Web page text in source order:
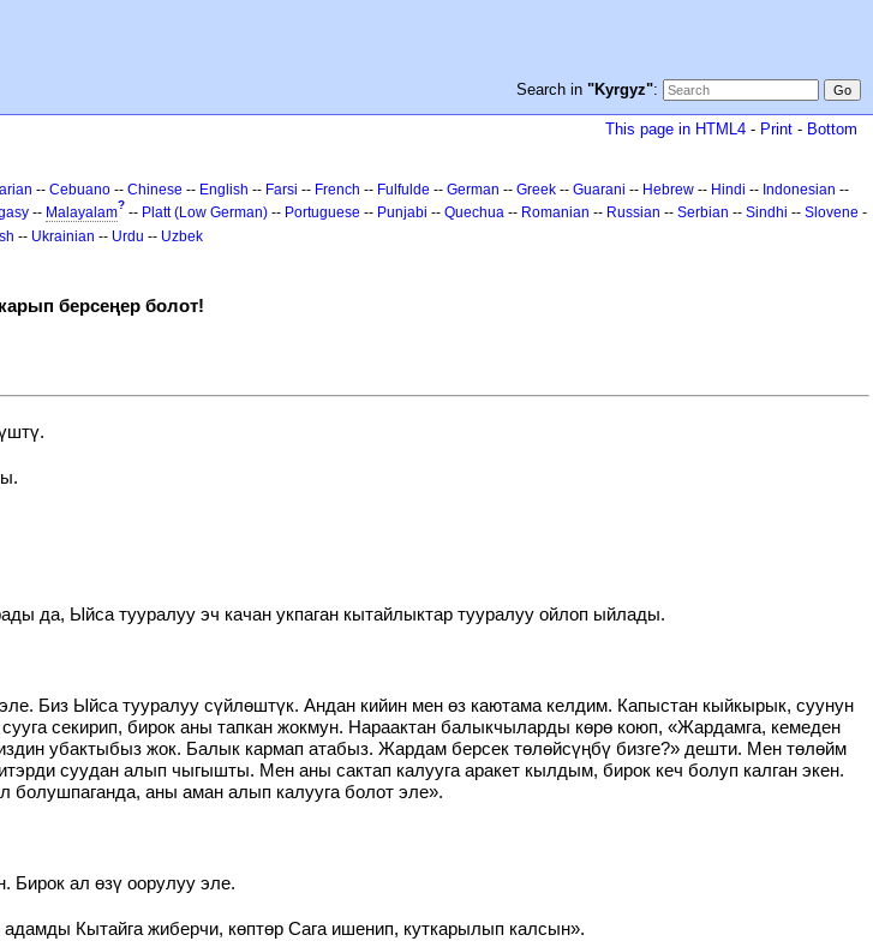
Search in "Kyrgyz":
This page in HTML4 - Print - Bottom
-- Cebuano -- Chinese -- English -- Farsi -- French -- Fulfulde -- German -- Greek -- Guarani -- Hebrew -- Hindi -- Indonesian --
-- Malayalam? -- Platt (Low German) -- Portuguese -- Punjabi -- Quechua -- Romanian -- Russian -- Serbian -- Sindhi -- Slovene -
-- Ukrainian -- Urdu -- Uzbek
берсеңер болот!
да, Ыйса тууралуу эч качан укпаган кытайлыктар тууралуу ойлоп ыйлады.
Биз Ыйса тууралуу сүйлөштүк. Андан кийин мен өз каютама келдим. Капыстан кыйкырык, суунун
секирип, бирок аны тапкан жокмун. Нараактан балыкчыларды көрө коюп, «Жардамга, кемеден
убактыбыз жок. Балык кармап атабыз. Жардам берсек төлөйсүңбү бизге?» дешти. Мен төлөйм
суудан алып чыгышты. Мен аны сактап калууга аракет кылдым, бирок кеч болуп калган экен.
аны аман алып калууга болот эле».
Бирок ал өзү оорулуу эле.
Кытайга жиберчи, көптөр Сага ишенип, куткарылып калсын».